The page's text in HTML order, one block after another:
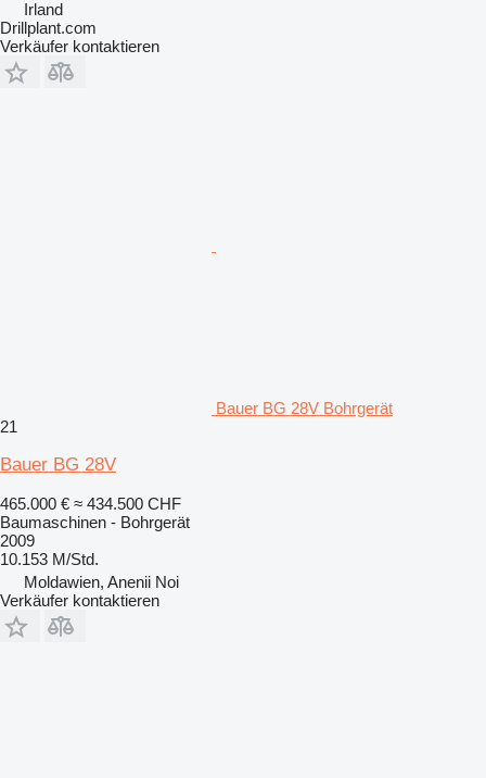
Irland
Drillplant.com
Verkäufer kontaktieren
Bauer BG 28V Bohrgerät
21
Bauer BG 28V
465.000 € ≈ 434.500 CHF
Baumaschinen - Bohrgerät
2009
10.153 M/Std.
Moldawien, Anenii Noi
Verkäufer kontaktieren